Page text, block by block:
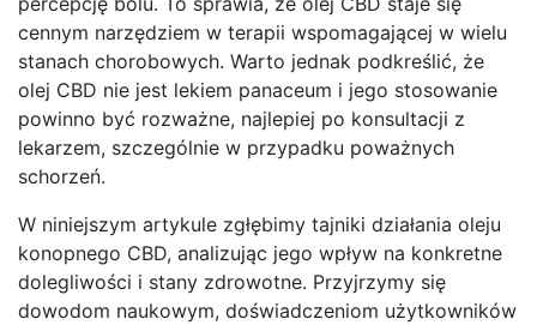
cennym narzędziem w terapii wspomagającej w wielu
stanach chorobowych. Warto jednak podkreślić, że
olej CBD nie jest lekiem panaceum i jego stosowanie
powinno być rozważne, najlepiej po konsultacji z
lekarzem, szczególnie w przypadku poważnych
schorzeń.
W niniejszym artykule zgłębimy tajniki działania oleju
konopnego CBD, analizując jego wpływ na konkretne
dolegliwości i stany zdrowotne. Przyjrzymy się
dowodom naukowym, doświadczeniom użytkowników